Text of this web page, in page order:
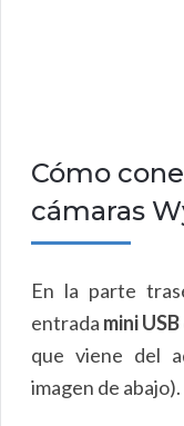
Cómo
cámaras
En la parte
entrada mini USB
que viene del
imagen de abajo).